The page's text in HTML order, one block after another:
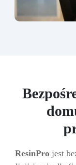
ResinPro jest